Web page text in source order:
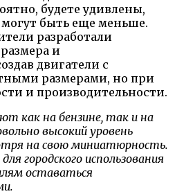
будете удивлены,
могут быть еще меньше.
разработали
и
двигатели с
размерами, но при
и производительности.
как на бензине, так и на
высокий уровень
на свою миниатюрность.
городского использования
оставаться